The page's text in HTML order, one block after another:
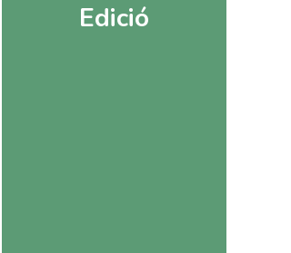
Edició